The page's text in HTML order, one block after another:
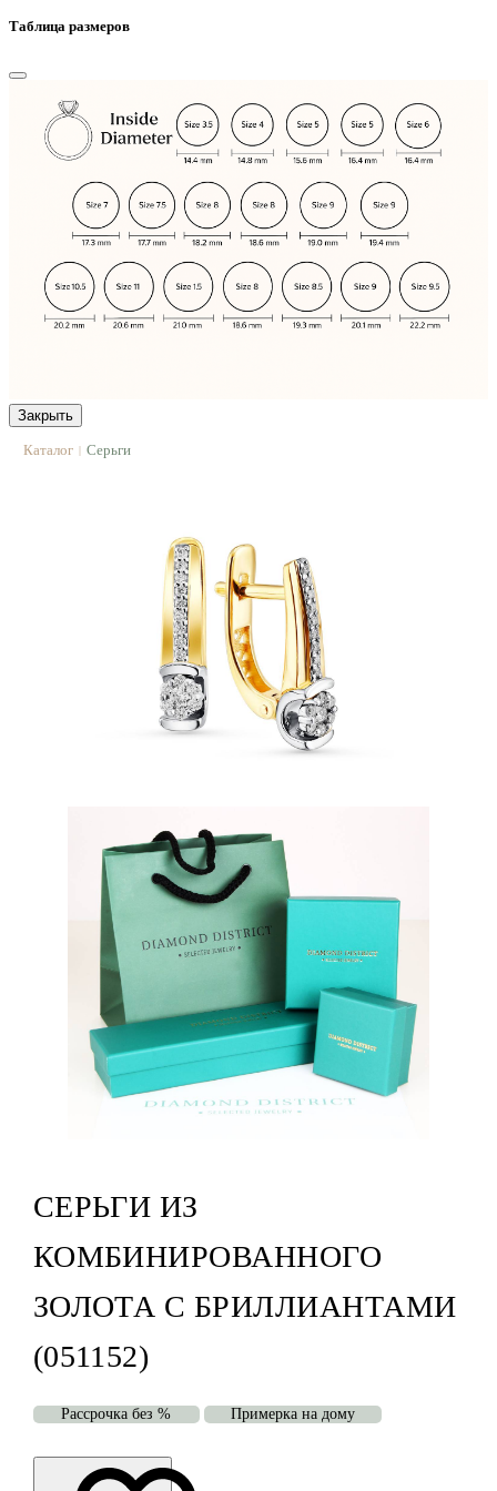
Таблица размеров
Закрыть
Каталог | Серьги
СЕРЬГИ ИЗ
КОМБИНИРОВАННОГО
ЗОЛОТА С БРИЛЛИАНТАМИ
(051152)
Рассрочка без % Примерка на дому